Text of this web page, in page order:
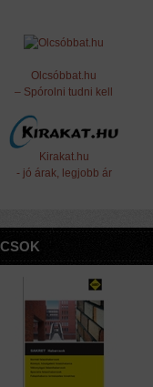
Olcsóbbat.hu
– Spórolni tudni kell
Kirakat.hu
- jó árak, legjobb ár